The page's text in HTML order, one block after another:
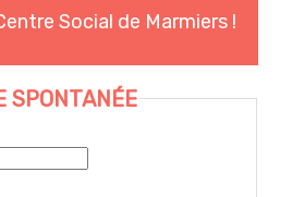
Social de Marmiers !
SPONTANÉE